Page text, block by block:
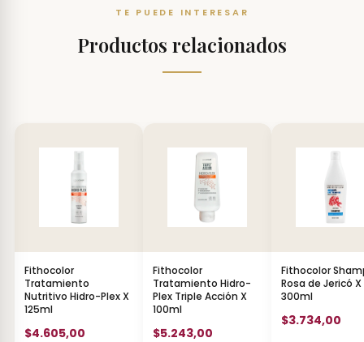
TE PUEDE INTERESAR
Productos relacionados
Fithocolor
Tratamiento
Nutritivo Hidro-Plex X
125ml
$4.605,00
Fithocolor
Tratamiento Hidro-
Plex Triple Acción X
100ml
$5.243,00
Fithocolor
Rosa de Jericó X
300ml
$3.734,00